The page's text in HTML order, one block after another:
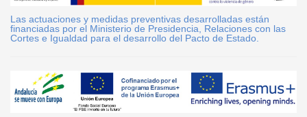
Las actuaciones y medidas preventivas desarrolladas están
financiadas por el Ministerio de Presidencia, Relaciones con las
Cortes e Igualdad para el desarrollo del Pacto de Estado.